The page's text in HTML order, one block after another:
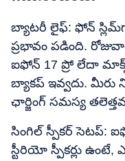
బ్యాటరీ లైఫ్: ఫోన్
ప్రభావం పడింది.
ఐఫోన్ 17 ప్రో లేదా
బ్యాకప్ ఇవ్వదు.
ఛార్జింగ్ సమస్య
సింగిల్ స్పీకర్ సెటప్:
స్టీరియో స్పీకర్లు